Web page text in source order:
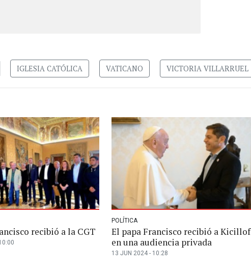
IGLESIA CATÓLICA VATICANO VICTORIA VILLARRUEL
recibió a la CGT
POLÍTICA
El papa Francisco recibió a Kicillof
en una audiencia privada
13 JUN 2024 - 10:28